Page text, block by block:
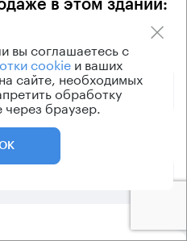
в этом здании:
плата
560 000 ₽
499 970 ₽
вы соглашаетесь с
cookieи ваших
сайте, необходимых
обработку
браузер.